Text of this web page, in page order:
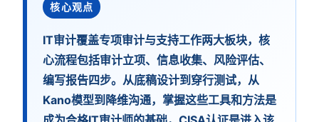
核心观点
IT审计覆盖专项审计与支持工作两大板块，核
心流程包括审计立项、信息收集、风险评估、
编写报告四步。从底稿设计到穿行测试，从
Kano模型到降维沟通，掌握这些工具和方法是